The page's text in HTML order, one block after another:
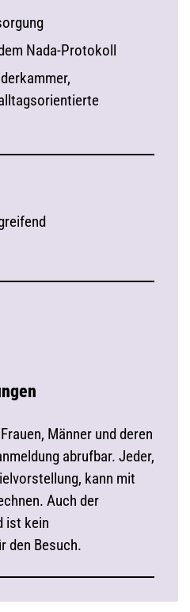
Nada-Protokoll
Männer und deren
abrufbar. Jeder,
kann mit
Auch der
ist kein
den Besuch.